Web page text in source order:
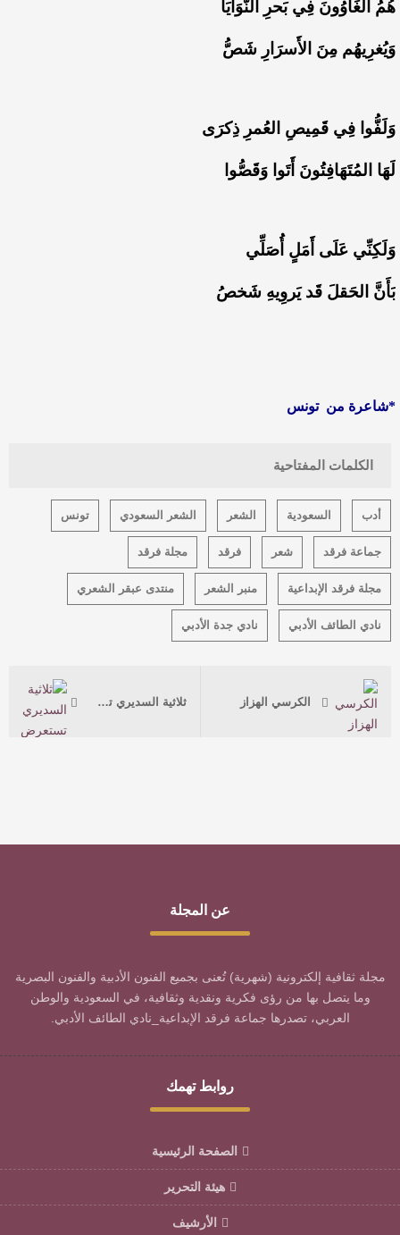
هُمُ الغَاوُونَ فِي بَحرِ النَّوَايَا
وَيُغرِيهُم مِنَ الأَسرَارِ شَصُّ
وَلَفُّوا فِي قَمِيصِ العُمرِ ذِكرَى
لَهَا المُتَهَافِتُونَ أَتَوا وَقَصُّوا
وَلَكِنِّي عَلَى أَمَلٍ أُصَلِّي
بَأَنَّ الحَقلَ قَد يَروِيهِ شَخصُ
*شاعرة من تونس
الكلمات المفتاحية
أدب السعودية الشعر الشعر السعودي تونس
جماعة فرقد شعر فرقد مجلة فرقد
مجلة فرقد الإبداعية منبر الشعر منتدى عبقر الشعري
نادي الطائف الأدبي نادي جدة الأدبي
الكرسي الهزاز ثلاثية السديري تستعرض آراء الملوك ومؤلفات المورخين عن سيرة وشخصية الملك عبدالعزيز
عن المجلة
مجلة ثقافية إلكترونية (شهرية) تُعنى بجميع الفنون الأدبية والفنون البصرية
وما يتصل بها من رؤى فكرية ونقدية وثقافية، في السعودية والوطن
العربي، تصدرها جماعة فرقد الإبداعية_نادي الطائف الأدبي.
روابط تهمك
الصفحة الرئيسية
هيئة التحرير
الأرشيف